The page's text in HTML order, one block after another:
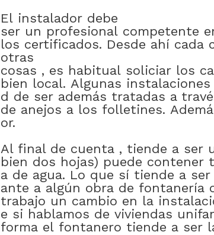
El instalador debe
ser un profesional competente
los certificados. Desde ahí cada
otras
cosas , es habitual soliciar los
bien local. Algunas instalaciones
d de ser además tratadas a
de anejos a los folletines.
or.
Al final de cuenta , tiende a ser
bien dos hojas) puede contener
a de agua. Lo que sí tiende a ser
ante a algún obra de fontanería
trabajo un cambio en la
e si hablamos de viviendas
forma el fontanero tiende a ser